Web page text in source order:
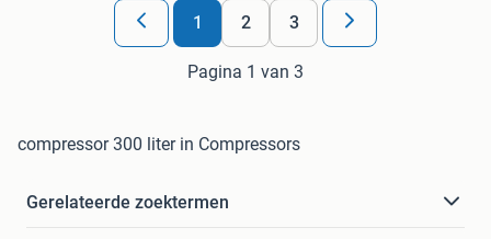
1 2 3
Pagina 1 van 3
compressor 300 liter in Compressors
Gerelateerde zoektermen